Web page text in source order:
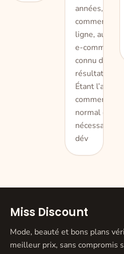
années, le
commerce en
ligne, aussi
e-commerce, a
connu des
résultats
Étant l’avenir
commerce, il
normal et
nécessaire
dév
Miss Discount
Mode, beauté et bons plans
meilleur prix, sans compromis